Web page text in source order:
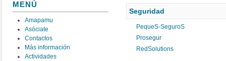
MENÚ
Amapamu
Asóciate
Contactos
Más información
Actividades
Seguridad
PequeS-SeguroS
Prosegur
RedSolutions